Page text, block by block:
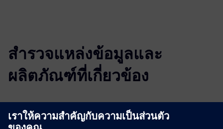
สำรวจแหล่งข้อมูลและ
ผลิตภัณฑ์ที่เกี่ยวข้อง
ข้อมูลและแหล่งข้อมูลเพิ่มเติม